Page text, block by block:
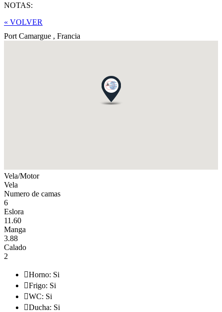
NOTAS:
« VOLVER
Port Camargue , Francia
Vela/Motor
Vela
Numero de camas
6
Eslora
11.60
Manga
3.88
Calado
2
Horno: Si
Frigo: Si
WC: Si
Ducha: Si